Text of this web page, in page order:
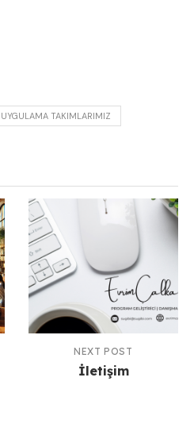
UYGULAMA TAKIMLARIMIZ
NEXT POST
İletişim